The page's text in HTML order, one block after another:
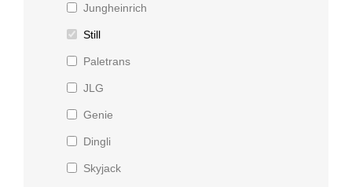
Jungheinrich
Still
Paletrans
JLG
Genie
Dingli
Skyjack